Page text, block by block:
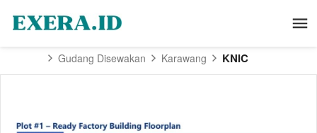
Gudang Disewakan Karawang KNIC